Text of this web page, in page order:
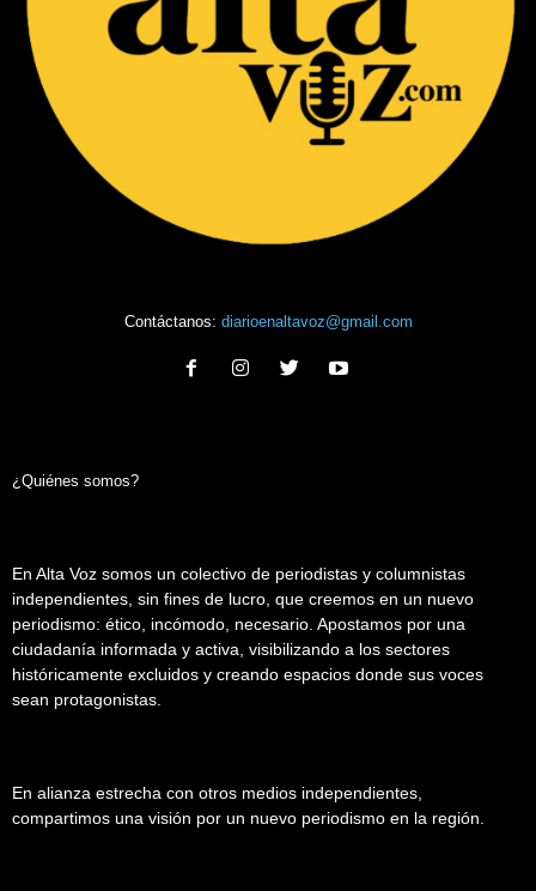
Contáctanos: diarioenaltavoz@gmail.com
¿Quiénes somos?
En Alta Voz somos un colectivo de periodistas y columnistas
independientes, sin fines de lucro, que creemos en un nuevo
periodismo: ético, incómodo, necesario. Apostamos por una
ciudadanía informada y activa, visibilizando a los sectores
históricamente excluidos y creando espacios donde sus voces
sean protagonistas.
En alianza estrecha con otros medios independientes,
compartimos una visión por un nuevo periodismo en la región.